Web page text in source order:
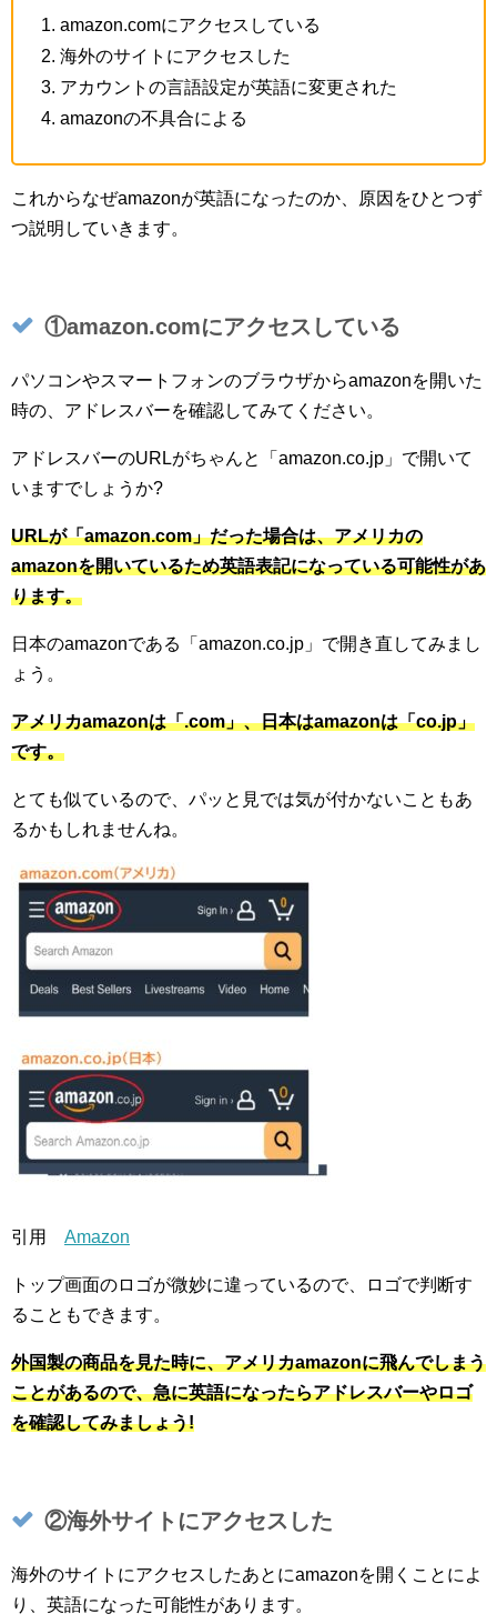
amazon.comにアクセスしている
海外のサイトにアクセスした
アカウントの言語設定が英語に変更された
amazonの不具合による
これからなぜamazonが英語になったのか、原因をひとつず
つ説明していきます。
①amazon.comにアクセスしている
パソコンやスマートフォンのブラウザからamazonを開いた
時の、アドレスバーを確認してみてください。
アドレスバーのURLがちゃんと「amazon.co.jp」で開いて
いますでしょうか?
URLが「amazon.com」だった場合は、アメリカの
amazonを開いているため英語表記になっている可能性があ
ります。
日本のamazonである「amazon.co.jp」で開き直してみまし
ょう。
アメリカamazonは「.com」、日本はamazonは「co.jp」
です。
とても似ているので、パッと見では気が付かないこともあ
るかもしれませんね。
引用 Amazon
トップ画面のロゴが微妙に違っているので、ロゴで判断す
ることもできます。
外国製の商品を見た時に、アメリカamazonに飛んでしまう
ことがあるので、急に英語になったらアドレスバーやロゴ
を確認してみましょう!
②海外サイトにアクセスした
海外のサイトにアクセスしたあとにamazonを開くことによ
り、英語になった可能性があります。